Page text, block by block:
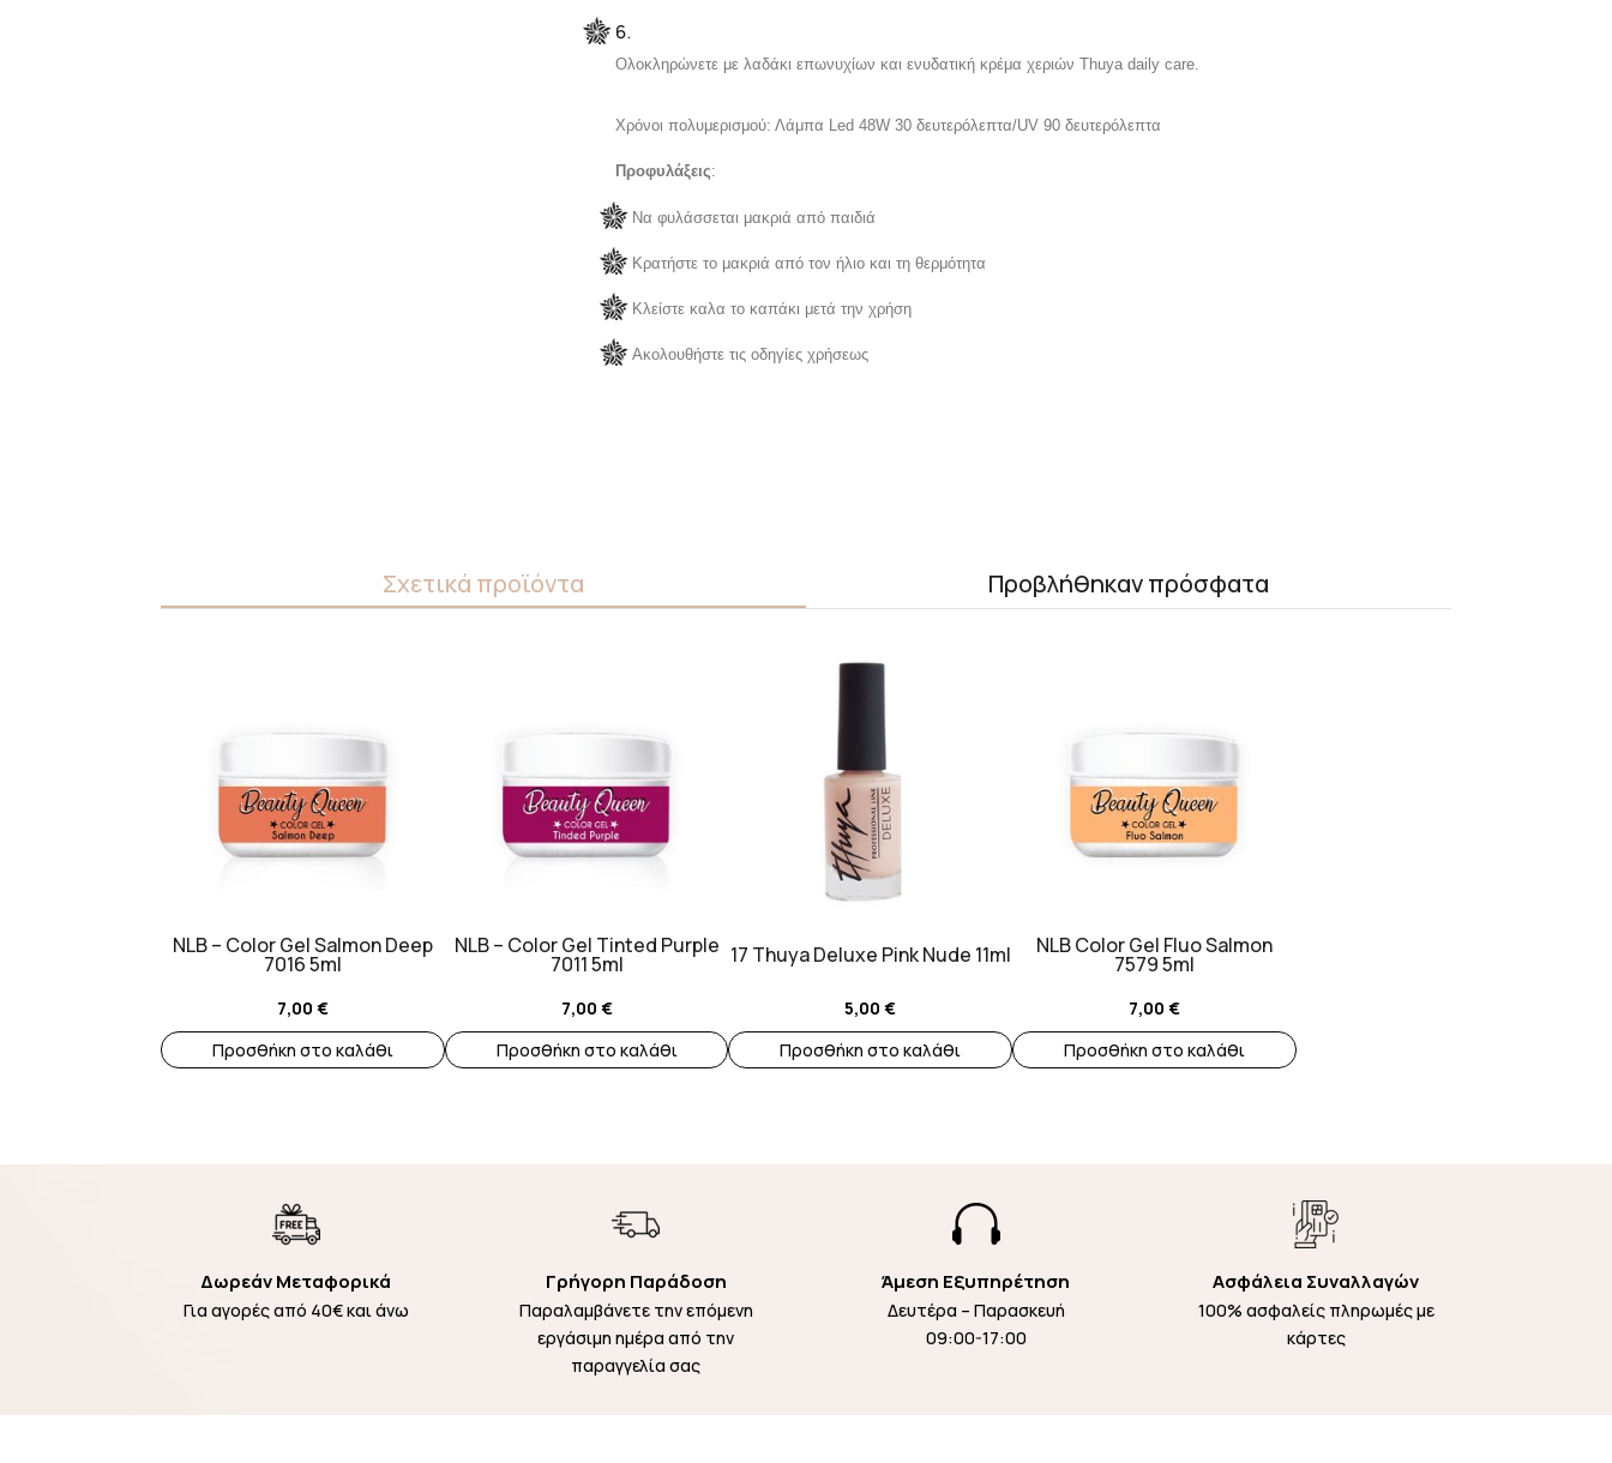
Ολοκληρώνετε με λαδάκι επωνυχίων και ενυδατική κρέμα χεριών Thuya daily care.
Χρόνοι πολυμερισμού: Λάμπα Led 48W 30 δευτερόλεπτα/UV 90 δευτερόλεπτα
Προφυλάξεις:
Να φυλάσσεται μακριά από παιδιά
Κρατήστε το μακριά από τον ήλιο και τη θερμότητα
Κλείστε καλα το καπάκι μετά την χρήση
Ακολουθήστε τις οδηγίες χρήσεως
Σχετικά προϊόντα Προβλήθηκαν πρόσφατα
NLB – Color Gel Salmon Deep
7016 5ml
7,00€
Προσθήκη στο καλάθι
NLB – Color Gel Tinted Purple
7011 5ml
7,00 €
Προσθήκη στο καλάθι
17 Thuya Deluxe Pink Nude 11ml
5,00€
Προσθήκη στο καλάθι
NLB Color Gel Fluo Salmon
7579 5ml
7,00 €
Προσθήκη στο καλάθι
Δωρεάν Μεταφορικά
Για αγορές από 40€ και άνω
Γρήγορη Παράδοση
Παραλαμβάνετε την επόμενη
εργάσιμη ημέρα από την
παραγγελία σας

Άμεση Εξυπηρέτηση
Δευτέρα – Παρασκευή
09:00-17:00
Ασφάλεια Συναλλαγών
100% ασφαλείς πληρωμές με
κάρτες